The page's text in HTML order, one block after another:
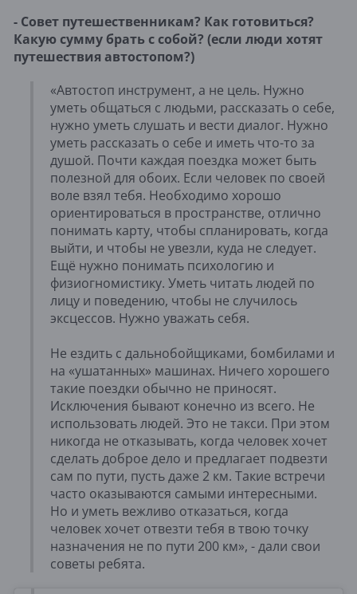
- Совет путешественникам? Как готовиться?
Какую сумму брать с собой? (если люди хотят
путешествия автостопом?)
«Автостоп инструмент, а не цель. Нужно
уметь общаться с людьми, рассказать о себе,
нужно уметь слушать и вести диалог. Нужно
уметь рассказать о себе и иметь что-то за
душой. Почти каждая поездка может быть
полезной для обоих. Если человек по своей
воле взял тебя. Необходимо хорошо
ориентироваться в пространстве, отлично
понимать карту, чтобы спланировать, когда
выйти, и чтобы не увезли, куда не следует.
Ещё нужно понимать психологию и
физиогномистику. Уметь читать людей по
лицу и поведению, чтобы не случилось
эксцессов. Нужно уважать себя.
Не ездить с дальнобойщиками, бомбилами и
на «ушатанных» машинах. Ничего хорошего
такие поездки обычно не приносят.
Исключения бывают конечно из всего. Не
использовать людей. Это не такси. При этом
никогда не отказывать, когда человек хочет
сделать доброе дело и предлагает подвезти
сам по пути, пусть даже 2 км. Такие встречи
часто оказываются самыми интересными.
Но и уметь вежливо отказаться, когда
человек хочет отвезти тебя в твою точку
назначения не по пути 200 км», - дали свои
советы ребята.